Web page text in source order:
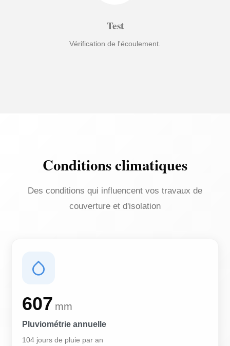
Test
Vérification de l'écoulement.
Conditions climatiques
Des conditions qui influencent vos travaux de
couverture et d'isolation
607 mm
Pluviométrie annuelle
104 jours de pluie par an